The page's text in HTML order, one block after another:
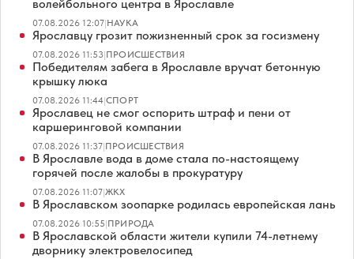
волейбольного центра в Ярославле
07.08.2026 12:07|НАУКА
Ярославцу грозит пожизненный срок за госизмену
07.08.2026 11:53|ПРОИСШЕСТВИЯ
Победителям забега в Ярославле вручат бетонную
крышку люка
07.08.2026 11:44|СПОРТ
Ярославец не смог оспорить штраф и пени от
каршеринговой компании
07.08.2026 11:37|ПРОИСШЕСТВИЯ
В Ярославле вода в доме стала по-настоящему
горячей после жалобы в прокуратуру
07.08.2026 11:07|ЖКХ
В Ярославском зоопарке родилась европейская лань
07.08.2026 10:55|ПРИРОДА
В Ярославской области жители купили 74-летнему
дворнику электровелосипед